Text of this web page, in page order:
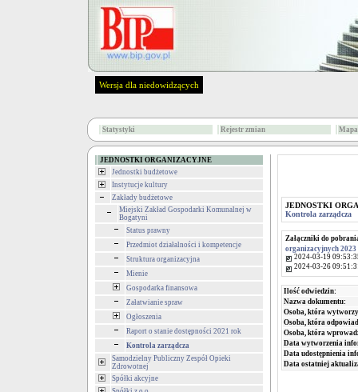
Wersja dla niedowidzących
Statystyki Rejestr zmian
JEDNOSTKI ORGANIZACYJNE
Jednostki budżetowe
Instytucje kultury
Zakłady budżetowe
Miejski Zakład Gospodarki Komunalnej w
Bogatyni
Status prawny
Przedmiot działalności i kompetencje
Struktura organizacyjna
Mienie
Gospodarka finansowa
Załatwianie spraw
Ogłoszenia
Raport o stanie dostępności 2021 rok
Kontrola zarządcza
Samodzielny Publiczny Zespół Opieki
Zdrowotnej
Spółki akcyjne
JEDNOSTKI
Kontrola zarządcza
Załączniki do
organizacyjnych 2023
2024-03-19
2024-03-26
Ilość odwiedzin:
Nazwa dokumentu:
Osoba, która
Osoba, która
Osoba, która
Data wytworzenia
Data udostępnienia
Data ostatniej